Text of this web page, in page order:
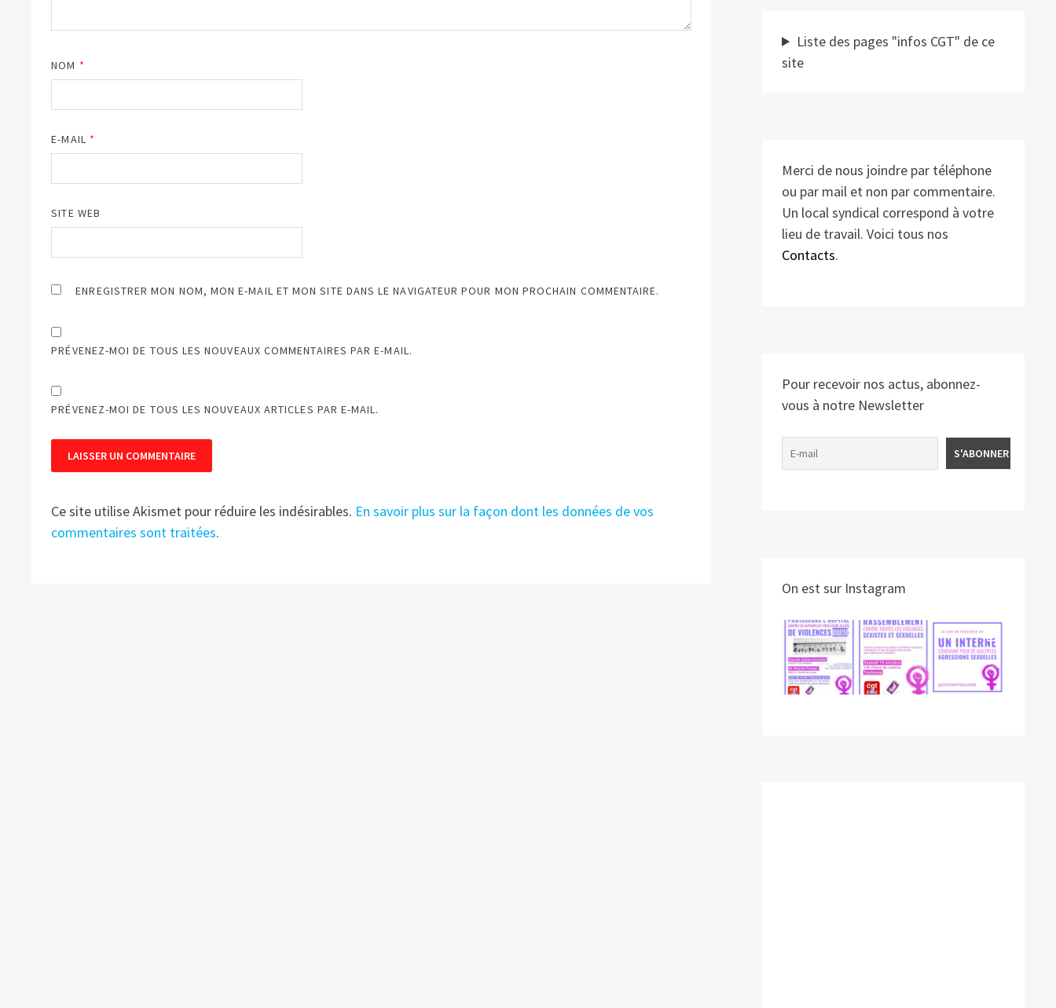
NOM *
E-MAIL *
SITE WEB
ENREGISTRER MON NOM, MON E-MAIL ET MON SITE DANS LE NAVIGATEUR POUR MON PROCHAIN COMMENTAIRE.
PRÉVENEZ-MOI DE TOUS LES NOUVEAUX COMMENTAIRES PAR E-MAIL.
PRÉVENEZ-MOI DE TOUS LES NOUVEAUX ARTICLES PAR E-MAIL.
Ce site utilise Akismet pour réduire les indésirables. En savoir plus sur la façon dont les données de vos
commentaires sont traitées.
Liste des pages "infos CGT" de ce
site
Merci de nous joindre par téléphone
ou par mail et non par commentaire.
Un local syndical correspond à votre
lieu de travail. Voici tous nos
Contacts.
Pour recevoir nos actus, abonnez-
vous à notre Newsletter
On est sur Instagram